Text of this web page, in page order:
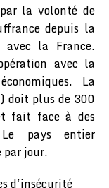
la volonté de
depuis la
la France.
avec la
La
doit plus de 300
fait face à des
Le pays entier
par jour.
d’insécurité